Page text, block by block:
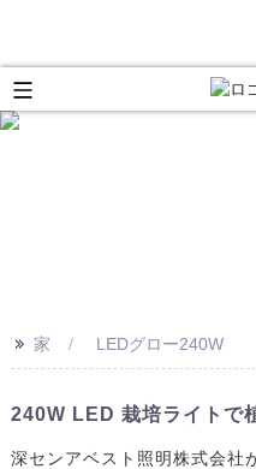
>> 家 LEDグロー240W
240W LED 栽培ライトで
深センアベスト照明株式会社